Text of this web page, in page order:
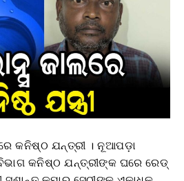
କନିଷ୍ଠ ଯନ୍ତ୍ରୀ । ନୂଆପଡ଼ା
କନିଷ୍ଠ ଯନ୍ତ୍ରୀଙ୍କ ଘରେ ରେଡ୍